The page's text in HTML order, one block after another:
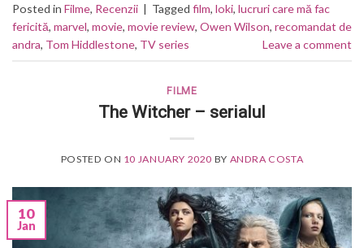
Posted in Filme, Recenzii | Tagged film, loki, lucruri care mă fac
fericită, marvel, movie, movie review, Owen Wilson, recomandat de
andra, Tom Hiddlestone, TV series Leave a comment
FILME
The Witcher – serialul
POSTED ON 10 JANUARY 2020 BY ANDRA COSTA
10
Jan